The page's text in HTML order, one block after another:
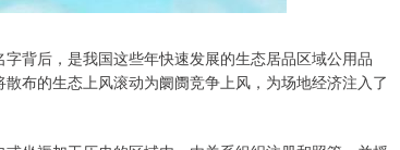
背后，是我国这些年快速发展的生态居品区域公用品
布的生态上风滚动为阛阓竞争上风，为场地经济注入了